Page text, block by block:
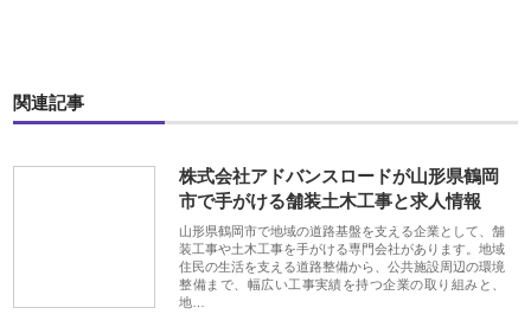
関連記事
株式会社アドバンスロードが山形県鶴岡
市で手がける舗装土木工事と求人情報
山形県鶴岡市で地域の道路基盤を支える企業として、舗
装工事や土木工事を手がける専門会社があります。地域
住民の生活を支える道路整備から、公共施設周辺の環境
整備まで、幅広い工事実績を持つ企業の取り組みと、
地…